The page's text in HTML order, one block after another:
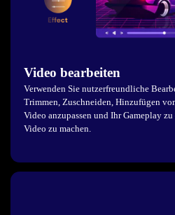
Video bearbeiten
Verwenden Sie nutzerfreundliche
Trimmen, Zuschneiden, Hinzufügen
Video anzupassen und Ihr Gameplay
Video zu machen.